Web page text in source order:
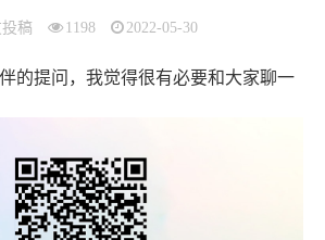
稿 1198 2022-05-30
的提问，我觉得很有必要和大家聊一